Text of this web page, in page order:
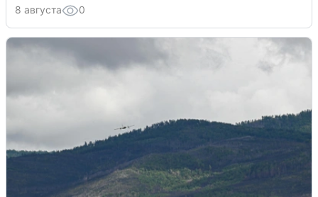
8 августа 0